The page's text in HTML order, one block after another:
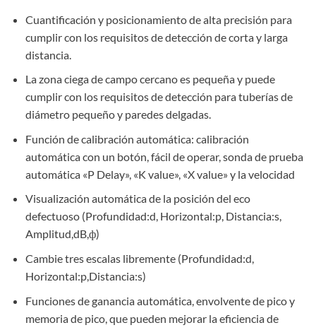
Cuantificación y posicionamiento de alta precisión para
cumplir con los requisitos de detección de corta y larga
distancia.
La zona ciega de campo cercano es pequeña y puede
cumplir con los requisitos de detección para tuberías de
diámetro pequeño y paredes delgadas.
Función de calibración automática: calibración
automática con un botón, fácil de operar, sonda de prueba
automática «P Delay», «K value», «X value» y la velocidad
Visualización automática de la posición del eco
defectuoso (Profundidad:d, Horizontal:p, Distancia:s,
Amplitud,dB,ф)
Cambie tres escalas libremente (Profundidad:d,
Horizontal:p,Distancia:s)
Funciones de ganancia automática, envolvente de pico y
memoria de pico, que pueden mejorar la eficiencia de